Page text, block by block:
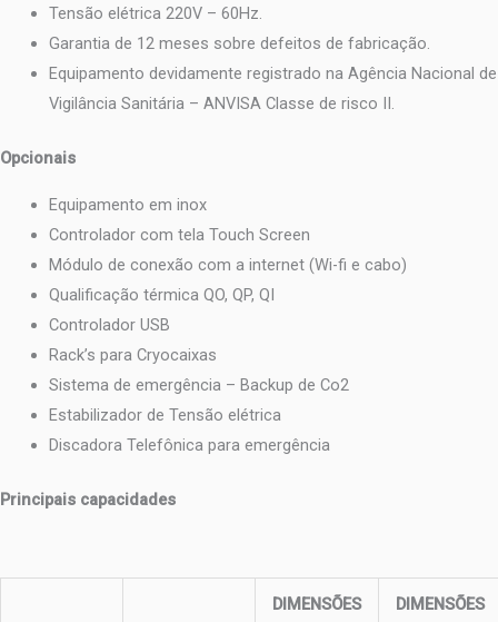
Tensão elétrica 220V – 60Hz.
Garantia de 12 meses sobre defeitos de fabricação.
Equipamento devidamente registrado na Agência Nacional de
Vigilância Sanitária – ANVISA Classe de risco II.
Opcionais
Equipamento em inox
Controlador com tela Touch Screen
Módulo de conexão com a internet (Wi-fi e cabo)
Qualificação térmica QO, QP, QI
Controlador USB
Rack’s para Cryocaixas
Sistema de emergência – Backup de Co2
Estabilizador de Tensão elétrica
Discadora Telefônica para emergência
Principais capacidades
DIMENSÕES
DIMENSÕES